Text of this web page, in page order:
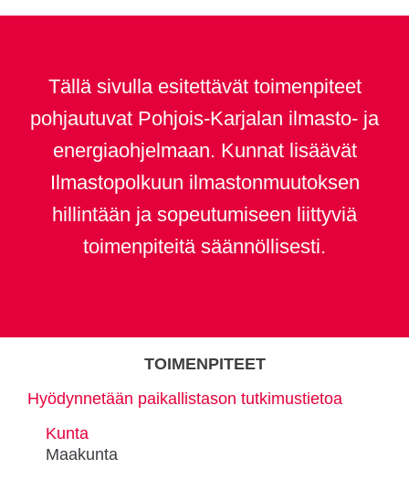
Tällä sivulla esitettävät toimenpiteet
pohjautuvat Pohjois-Karjalan ilmasto- ja
energiaohjelmaan. Kunnat lisäävät
Ilmastopolkuun ilmastonmuutoksen
hillintään ja sopeutumiseen liittyviä
toimenpiteitä säännöllisesti.
TOIMENPITEET
Hyödynnetään paikallistason tutkimustietoa
Kunta
Maakunta